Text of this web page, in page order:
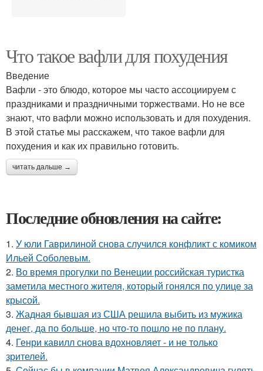
Что такое вафли для похудения
Введение
Вафли - это блюдо, которое мы часто ассоциируем с
праздниками и праздничными торжествами. Но не все
знают, что вафли можно использовать и для похудения.
В этой статье мы расскажем, что такое вафли для
похудения и как их правильно готовить.
читать дальше →
Последние обновления на сайте:
1. У юли Гаврилиной снова случился конфликт с комиком
Ильей Соболевым.
2. Во время прогулки по Венеции российская туристка
заметила местного жителя, который гонялся по улице за
крысой.
3. Жадная бывшая из США решила выбить из мужика
денег, да по больше, но что-то пошло не по плану.
4. Генри кавилл снова вдохновляет - и не только
зрителей.